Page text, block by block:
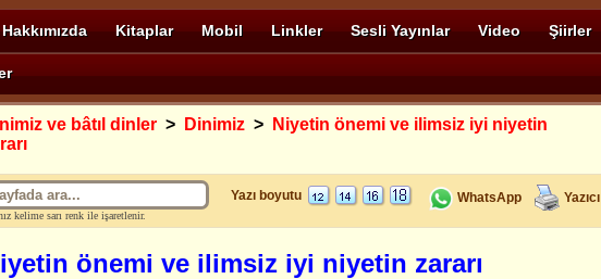
Hakkımızda Kitaplar Mobil Linkler Sesli Yayınlar Video Şiirler
ve bâtıl dinler > Dinimiz >
Niyetin önemi ve ilimsiz iyi niyetin
kelime sarı renk ile işaretlenir.
Yazı boyutu WhatsApp Yazıcı
önemi ve ilimsiz iyi niyetin zararı